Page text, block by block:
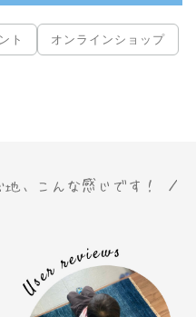
ト オンラインショップ